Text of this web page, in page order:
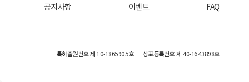
공지사항 이벤트 FAQ
특허출원번호제 10-1865905호 상표등록번호제 40-1643898호